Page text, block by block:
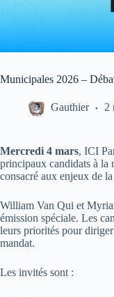
Municipales 2026 –
Gauthier 2
Mercredi 4 mars, ICI
principaux candidats à la
consacré aux enjeux de
William Van Qui et
émission spéciale. Les
leurs priorités pour
mandat.
Les invités sont :